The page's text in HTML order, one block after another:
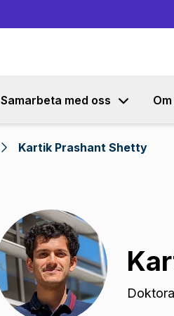
Samarbeta med oss
Kartik Prashant Shetty